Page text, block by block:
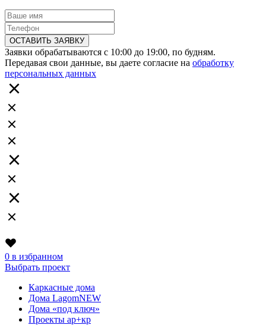
ОСТАВИТЬ ЗАЯВКУ
Заявки обрабатываются с 10:00 до 19:00, по будням.
Передавая свои данные, вы даете согласие на обработку
персональных данных
0 в избранном
Выбрать проект
Каркасные дома
Дома LagomNEW
Дома «под ключ»
Проекты ар+кр